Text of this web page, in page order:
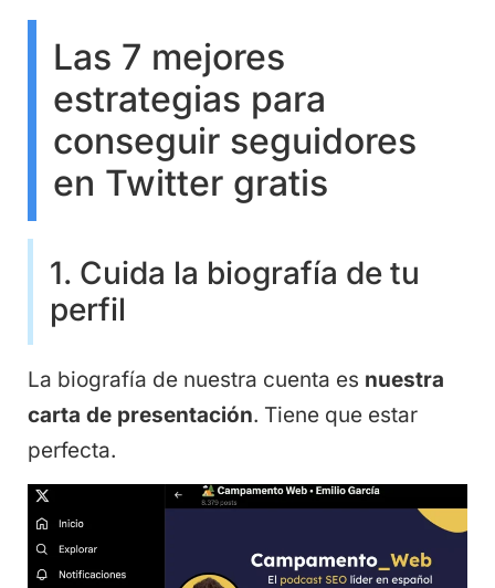
Las 7 mejores
estrategias para
conseguir seguidores
en Twitter gratis
1. Cuida la biografía de tu
perfil
La biografía de nuestra cuenta es nuestra
carta de presentación. Tiene que estar
perfecta.